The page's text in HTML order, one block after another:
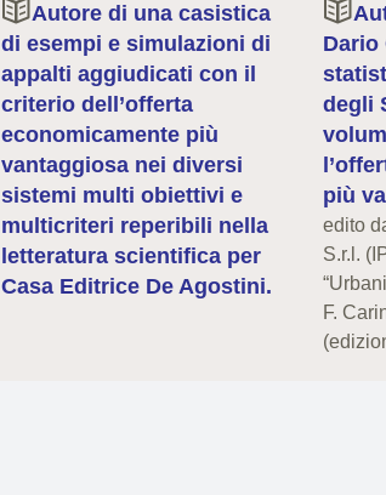
Autore di una casistica
di esempi e simulazioni di
appalti aggiudicati con il
criterio dell’offerta
economicamente più
vantaggiosa nei diversi
sistemi multi obiettivi e
multicriteri reperibili nella
letteratura scientifica per
Casa Editrice De Agostini.
Dario
degli
più
edito
S.r.l.
F.